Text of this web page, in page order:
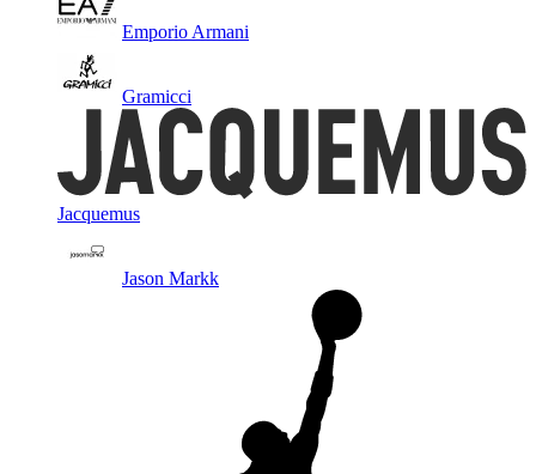
Emporio Armani
Gramicci
Jacquemus
Jason Markk